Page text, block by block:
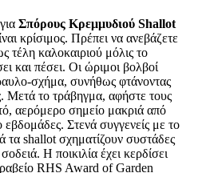
Σπόρους Κρεμμυδιού Shallot
κρίσιμος. Πρέπει να ανεβάζετε
τέλη καλοκαιριού μόλις το
και πέσει. Οι ώριμοι βολβοί
σχήμα, συνήθως φτάνοντας
Μετά το τράβηγμα, αφήστε τους
αερόμερο σημείο μακριά από
Στενά συγγενείς με το
τα shallot σχηματίζουν συστάδες
Η ποικιλία έχει κερδίσει
RHS Award of Garden